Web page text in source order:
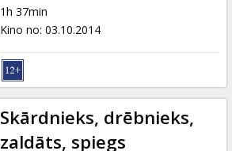
1h 37min
Kino no: 03.10.2014
Skārdnieks, drēbnieks,
zaldāts, spiegs